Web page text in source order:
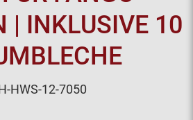
| INKLUSIVE 10
HWS-12-7050